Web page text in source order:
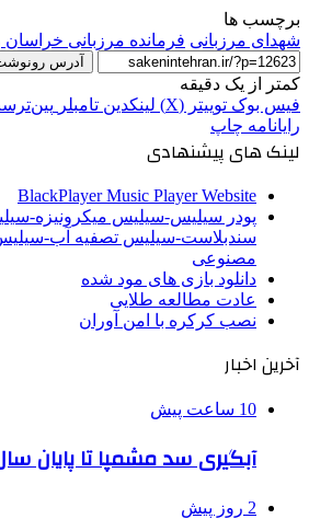
برچسب ها
شهدای مرزبانی فرمانده مرزبانی
آدرس
کمتر از یک دقیقه
فیس بوک توییتر (X) لینکدین ‫تامبلر
رایانامه چاپ
لینک های پیشنهادی
BlackPlayer Music Player Website
پودر سیلیس-سیلیس میکرونیزه-
سندبلاست-سیلیس تصفیه آب-
مصنوعی
دانلود بازی های مود شده
عادت مطالعه طلایی
نصب کرکره با امن آوران
آخرین اخبار
10 ساعت پیش
آبگیری سد مشمپا تا پایان
2 روز پیش